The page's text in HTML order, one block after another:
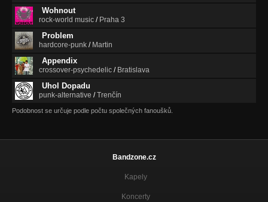
Wohnout
rock-world music / Praha 3
Problem
hardcore-punk / Martin
Appendix
crossover-psychedelic / Bratislava
Uhol Dopadu
punk-alternative /Trenčín
Podobnost se určuje podle počtu společných fanoušků.
Bandzone.cz
Kapely
Koncerty